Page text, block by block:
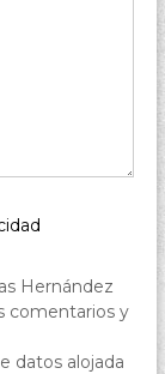
Hernández
comentarios y
datos alojada